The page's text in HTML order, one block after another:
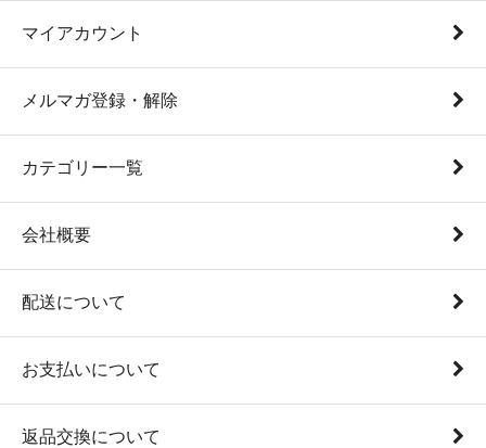
マイアカウント
メルマガ登録・解除
カテゴリー一覧
会社概要
配送について
お支払いについて
返品交換について